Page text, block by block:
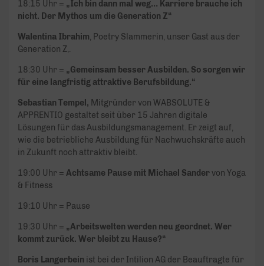
18:15 Uhr = „Ich bin dann mal weg… Karriere brauche ich
nicht. Der Mythos um die Generation Z“
Walentina Ibrahim, Poetry Slammerin, unser Gast aus der
Generation Z,.
18:30 Uhr = „Gemeinsam besser Ausbilden. So sorgen wir
für eine langfristig attraktive Berufsbildung.“
Sebastian Tempel, Mitgründer von WABSOLUTE &
APPRENTIO gestaltet seit über 15 Jahren digitale
Lösungen für das Ausbildungsmanagement. Er zeigt auf,
wie die betriebliche Ausbildung für Nachwuchskräfte auch
in Zukunft noch attraktiv bleibt.
19:00 Uhr = Achtsame Pause mit Michael Sandervon Yoga
& Fitness
19:10 Uhr = Pause
19:30 Uhr = „Arbeitswelten werden neu geordnet. Wer
kommt zurück. Wer bleibt zu Hause?“
Boris Langerbein ist bei der Intilion AG der Beauftragte für